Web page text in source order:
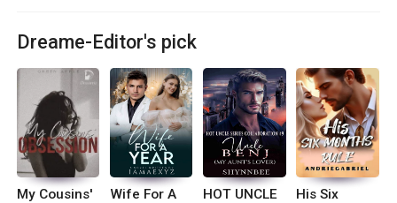
Dreame-Editor's pick
My Cousins'
Wife For A
HOT UNCLE
His Six